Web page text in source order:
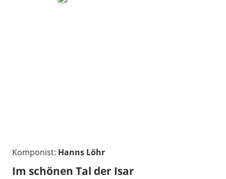
Komponist: Hanns Löhr
Im schönen Tal der Isar